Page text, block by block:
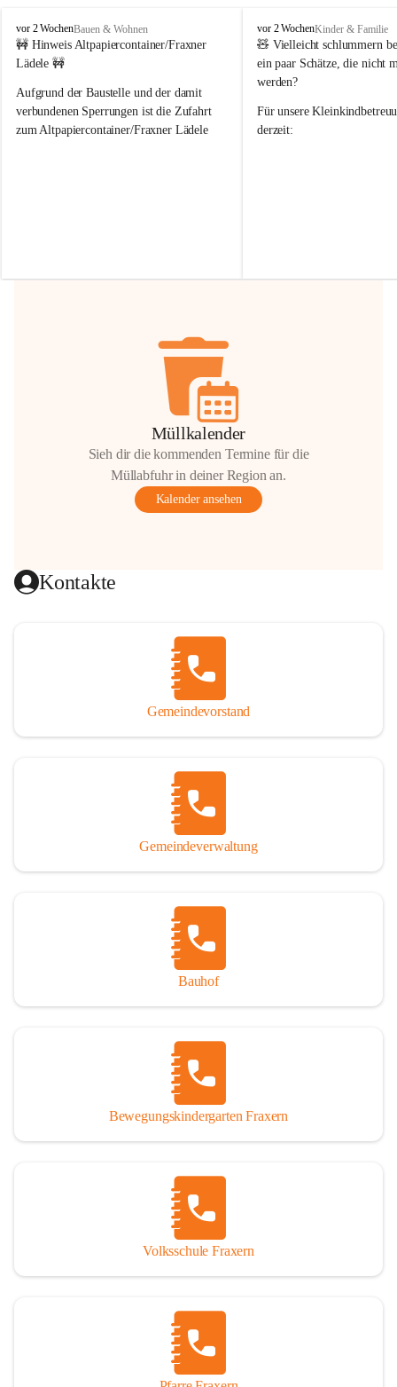
F
r
a
e
r
n
vor 2 WochenBauen & Wohnen
🚧 Hinweis Altpapiercontainer/Fraxner
Lädele 🚧
Aufgrund der Baustelle und der damit
verbundenen Sperrungen ist die Zufahrt
zum Altpapiercontainer/Fraxner Lädele
Hilfsbereitschaft!
F
r
a
x
r
n
vor 2 WochenKinder & Familie
🧸 Vielleicht schlummern
ein paar Schätze, die nicht
werden?
Für unsere
derzeit:
Müllkalender
Sieh dir die kommenden Termine für die
Müllabfuhr in deiner Region an.
Kalender ansehen
Kontakte
Gemeindevorstand
Gemeindeverwaltung
Bauhof
Bewegungskindergarten Fraxern
Volksschule Fraxern